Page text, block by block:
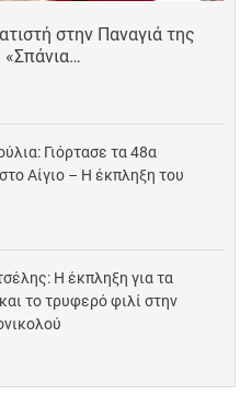
στην Παναγιά της
«Σπάνια…
Γιόρτασε τα 48α
Αίγιο – Η έκπληξη του
Η έκπληξη για τα
το τρυφερό φιλί στην